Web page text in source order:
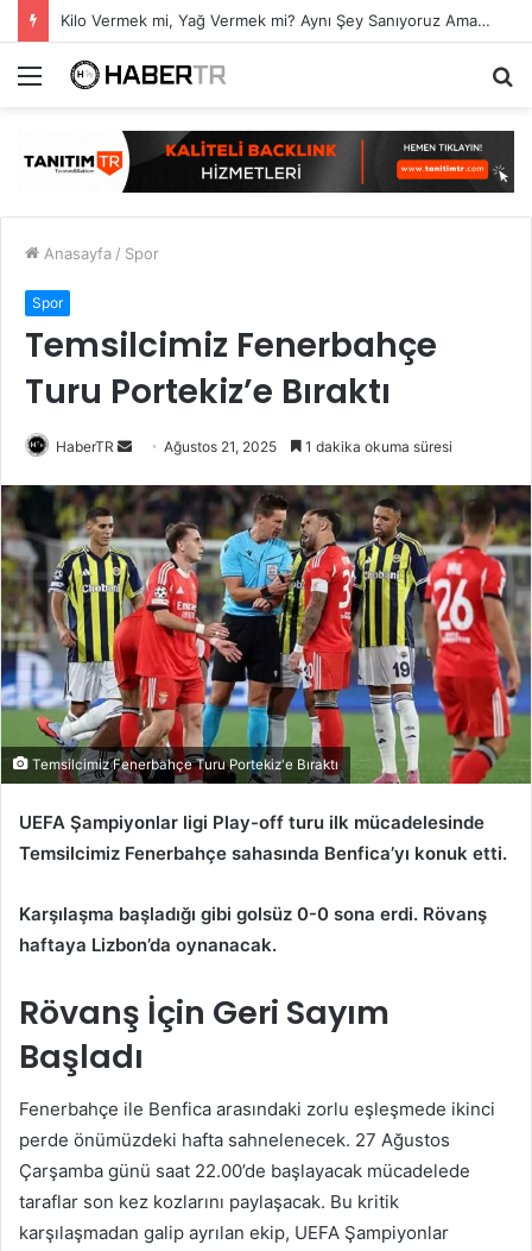
Kilo Vermek mi, Yağ Vermek mi? Aynı Şey Sanıyoruz Ama Değil!
Menü
Anasayfa / Spor
Spor
Temsilcimiz Fenerbahçe
Turu Portekiz’e Bıraktı
HaberTR
Bir
posta
göndermek
Ağustos 21, 2025 1 dakika okuma süresi
Temsilcimiz Fenerbahçe Turu Portekiz'e Bıraktı
UEFA Şampiyonlar ligi Play-off turu ilk mücadelesinde
Temsilcimiz Fenerbahçe sahasında Benfica’yı konuk etti.
Karşılaşma başladığı gibi golsüz 0-0 sona erdi. Rövanş
haftaya Lizbon’da oynanacak.
Rövanş İçin Geri Sayım
Başladı
Fenerbahçe ile Benfica arasındaki zorlu eşleşmede ikinci
perde önümüzdeki hafta sahnelenecek. 27 Ağustos
Çarşamba günü saat 22.00’de başlayacak mücadelede
taraflar son kez kozlarını paylaşacak. Bu kritik
karşılaşmadan galip ayrılan ekip, UEFA Şampiyonlar